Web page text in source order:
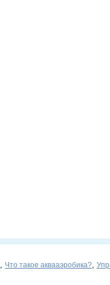
Что такое аквааэробика?